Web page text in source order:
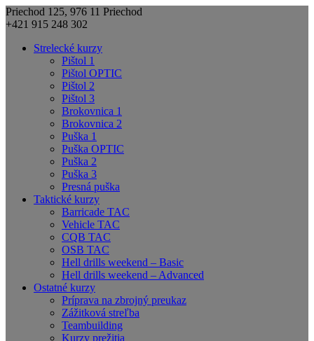
Priechod 125, 976 11 Priechod
+421 915 248 302
Strelecké kurzy
Pištol 1
Pištol OPTIC
Pištol 2
Pištol 3
Brokovnica 1
Brokovnica 2
Puška 1
Puška OPTIC
Puška 2
Puška 3
Presná puška
Taktické kurzy
Barricade TAC
Vehicle TAC
CQB TAC
OSB TAC
Hell drills weekend – Basic
Hell drills weekend – Advanced
Ostatné kurzy
Príprava na zbrojný preukaz
Zážitková streľba
Teambuilding
Kurzy prežitia